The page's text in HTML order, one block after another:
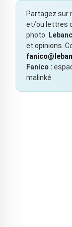
Partagez sur
et/ou lettres
photo.
et opinions.
Fanico :
malinké